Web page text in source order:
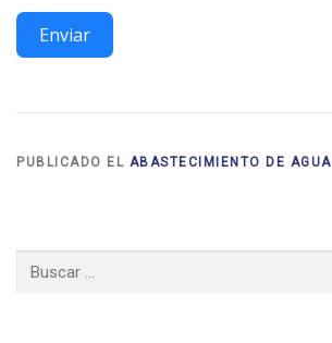
Enviar
PUBLICADO EL ABASTECIMIENTO DE AGUA